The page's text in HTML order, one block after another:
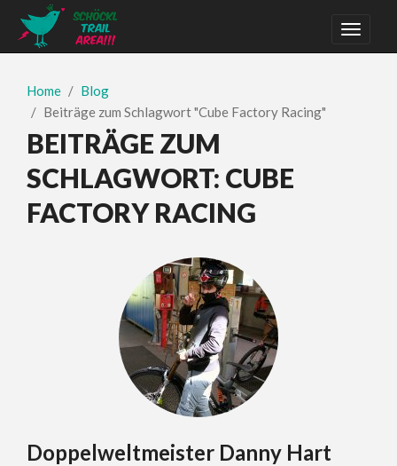
Home
Blog
Beiträge zum Schlagwort "Cube Factory Racing"
BEITRÄGE ZUM
SCHLAGWORT: CUBE
FACTORY RACING
Doppelweltmeister Danny Hart